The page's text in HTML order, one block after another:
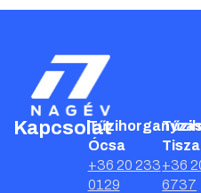
Kapcsolat
Ócsa
+36 20 233
0129
+36
6737